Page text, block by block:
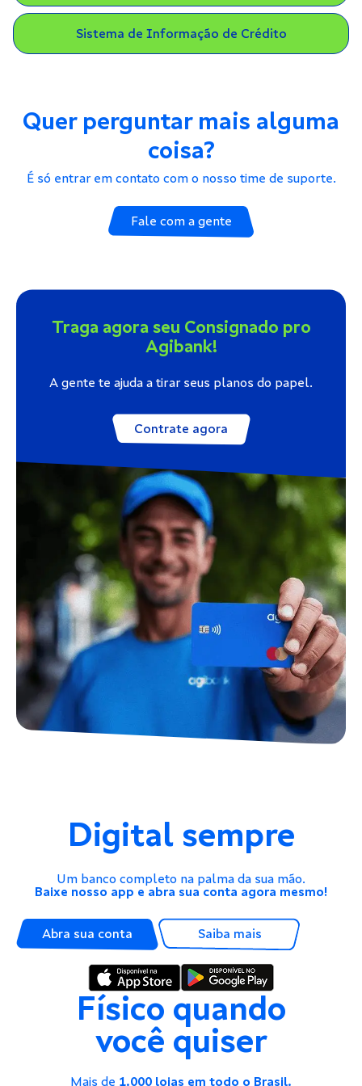
Sistema de Informação de Crédito
Quer perguntar mais alguma
coisa?
É só entrar em contato com o nosso time de suporte.
Fale com a gente
Traga agora seu Consignado pro
Agibank!
A gente te ajuda a tirar seus planos do papel.
Contrate agora
Digital sempre
Um banco completo na palma da sua mão.
Baixe nosso app e abra sua conta agora mesmo!
Abra sua conta Saiba mais
Físico quando
você quiser
Mais de 1.000 lojas em todo o Brasil.